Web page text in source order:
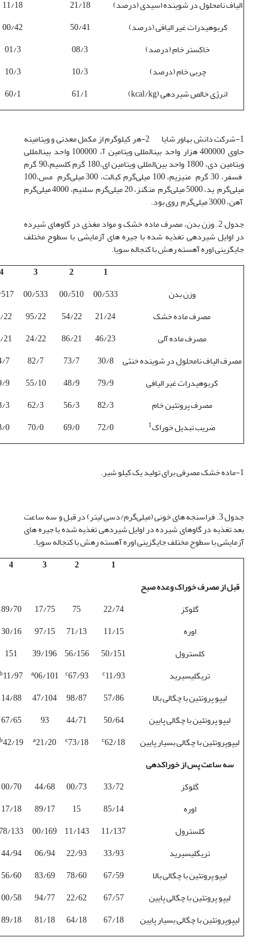
الیاف نامحلول در شوینده اسیدی (درصد)
21/18
11/18
کربوهیدرات غیر الیافی (درصد)
50/41
00/42
خاکستر خام (درصد)
08/3
01/3
چربی خام (درصد)
10/3
10/3
انرژی خالص شیردهی (kcal/kg)
61/1
60/1
1-شرکت دانش بهاور شایا 2-هر کیلوگرم از مکمل معدنی و ویتامینه
حاوی 400000 هزار واحد بین­المللی ویتامین آ، 100000 واحد بین­المللی
ویتامین دی، 1800 واحد بین‌المللی ویتامین ای،180 گرم کلسیم،90 گرم
فسفر، 30 گرم منیزیم، 100 میلی‌گرم کبالت، 300 میلی‌گرم مس،100
میلی‌گرم ید، 5000 میلی‌گرم منگنز، 20 میلی‌گرم سلنیم، 4000 میلی‌گرم
آهن، 3000 میلی‌گرم روی بود.
جدول 2. وزن بدن، مصرف ماده خشک و مواد مغذی در گاوهای شیرده
در اوایل شیردهی تغذیه شده با جیره های آزمایشی با سطوح مختلف
جایگزینی اوره آهسته رهش با کنجاله سویا.
1
2
3
4
وزن بدن
00/533
00/510
00/533
مصرف ماده خشک
21/24
54/22
95/22
مصرف ماده آلی
46/23
86/21
24/22
مصرف الیاف نامحلول در شوینده خنثی 30/8
73/7
82/7
7
کربوهیدرات غیر الیافی
79/9
48/9
55/10
9
مصرف پروتئین خام
82/3
56/3
62/3
3
ضریب تبدیل خوراک1
72/0
69/0
70/0
0
1-ماده خشک مصرفی برای تولید یک کیلو شیر.
جدول 3. فراسنجه های خونی (میلی‌گرم/دسی لیتر) در قبل و سه ساعت
بعد تغذیه در گاوهای شیرده در اوایل شیردهی تغذیه شده با جیره های
آزمایشی با سطوح مختلف جایگزینی اوره آهسته رهش با کنجاله سویا.
1
2
3
4
قبل از مصرف خوراک وعده صبح
گلوکز
22/74
75
17/75
89/70
اوره
11/15
71/13
97/15
30/16
کلسترول
50/151
56/156
39/196
151
تری­گلیسیرید
c11/93
c67/93
a06/101
b11/97
لیپو پروتئین با چگالی بالا
57/86
98/87
47/104
14/88
لیپو پروتئین با چگالی پایین
50/64
44/71
93
67/65
لیپو­پروتئین با چگالی بسیار پایین
c62/18
c73/18
a21/20
42/19
سه ساعت پس از خوراک­دهی
گلوکز
33/72
00/73
44/68
00/70
اوره
85/14
15
89/17
17/18
کلسترول
11/137
11/143
00/169
133
تری­گلیسیرید
33/93
22/93
06/94
44/94
لیپو پروتئین با چگالی بالا
67/59
78/60
83/69
56/60
لیپو پروتئین با چگالی پایین
67/57
22/62
94/77
00/58
لیپو­پروتئین با چگالی بسیار پایین
67/18
64/18
81/18
89/18